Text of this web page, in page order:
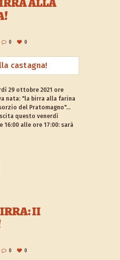
0 0
29 ottobre 2021 ore
nata: "la birra alla farina
del Pratomagno"...
questo venerdì
alle ore 17:00: sarà
II
0 0